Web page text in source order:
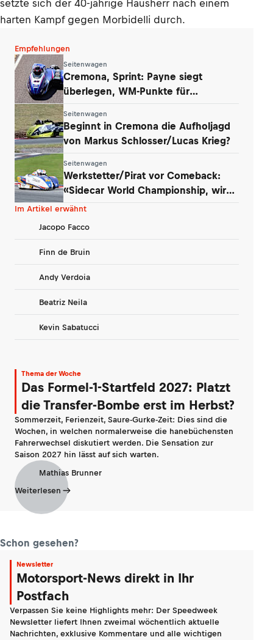
setzte sich der 40-jährige Hausherr nach einem
harten Kampf gegen Morbidelli durch.
Empfehlungen
Seitenwagen
Cremona, Sprint: Payne siegt
überlegen, WM-Punkte für
Seitenwagen
Beginnt in Cremona die Aufholjagd
von Markus Schlosser/Lucas Krieg?
Seitenwagen
Werkstetter/Pirat vor Comeback:
«Sidecar World Championship, wir
kommen!»
Im Artikel erwähnt
Jacopo Facco
Finn de Bruin
Andy Verdoia
Beatriz Neila
Kevin Sabatucci
Thema der Woche
Das Formel-1-Startfeld 2027: Platzt
die Transfer-Bombe erst im Herbst?
Sommerzeit, Ferienzeit, Saure-Gurke-Zeit: Dies sind die
Wochen, in welchen normalerweise die hanebüchensten
Fahrerwechsel diskutiert werden. Die Sensation zur
Saison 2027 hin lässt auf sich warten.
Mathias Brunner
Weiterlesen
Schon gesehen?
Newsletter
Motorsport-News direkt in Ihr
Postfach
Verpassen Sie keine Highlights mehr: Der Speedweek
Newsletter liefert Ihnen zweimal wöchentlich aktuelle
Nachrichten, exklusive Kommentare und alle wichtigen